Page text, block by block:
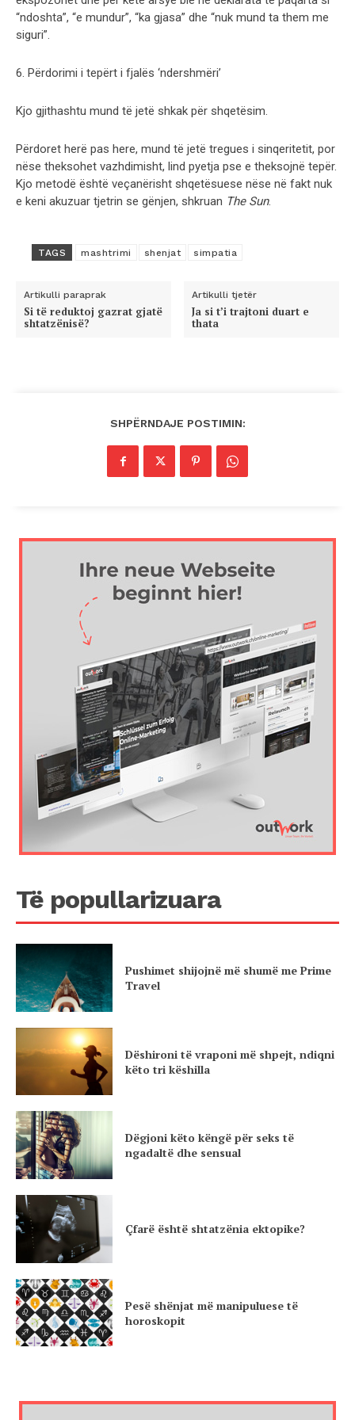
“ndoshta”, “e mundur”, “ka gjasa” dhe “nuk mund ta them me
siguri”.
6. Përdorimi i tepërt i fjalës ‘ndershmëri’
Kjo gjithashtu mund të jetë shkak për shqetësim.
Përdoret herë pas here, mund të jetë tregues i sinqeritetit, por
nëse theksohet vazhdimisht, lind pyetja pse e theksojnë tepër.
Kjo metodë është veçanërisht shqetësuese nëse në fakt nuk
e keni akuzuar tjetrin se gënjen, shkruan The Sun.
TAGS mashtrimi shenjat simpatia
Artikulli paraprak
Si të reduktoj gazrat gjatë
shtatzënisë?
Artikulli tjetër
Ja si t’i trajtoni duart e
thata
SHPËRNDAJE POSTIMIN:
Të popullarizuara
Pushimet shijojnë më shumë me Prime
Travel
Dëshironi të vraponi më shpejt, ndiqni
këto tri këshilla
Dëgjoni këto këngë për seks të
ngadaltë dhe sensual
Çfarë është shtatzënia ektopike?
Pesë shënjat më manipuluese të
horoskopit